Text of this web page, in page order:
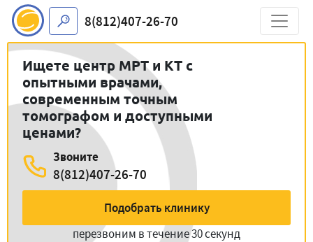
8(812)407-26-70
Ищете центр МРТ и КТ с
опытными врачами,
современным точным
томографом и доступными
ценами?
Звоните
8(812)407-26-70
Подобрать клинику
перезвоним в течение 30 секунд